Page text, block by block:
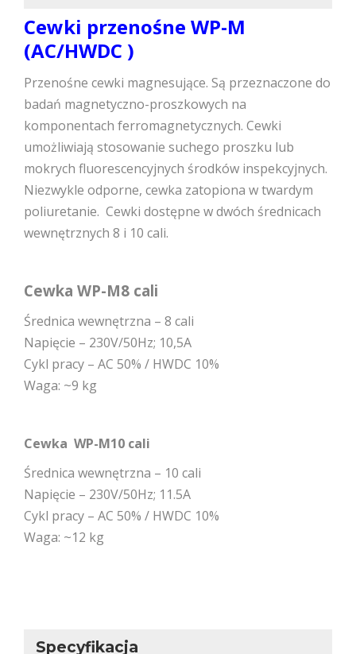
Cewki przenośne WP-M
(AC/HWDC )
Przenośne cewki magnesujące. Są przeznaczone do
badań magnetyczno-proszkowych na
komponentach ferromagnetycznych. Cewki
umożliwiają stosowanie suchego proszku lub
mokrych fluorescencyjnych środków inspekcyjnych.
Niezwykle odporne, cewka zatopiona w twardym
poliuretanie. Cewki dostępne w dwóch średnicach
wewnętrznych 8 i 10 cali.
Cewka WP-M8 cali
Średnica wewnętrzna – 8 cali
Napięcie – 230V/50Hz; 10,5A
Cykl pracy – AC 50% / HWDC 10%
Waga: ~9 kg
Cewka WP-M10 cali
Średnica wewnętrzna – 10 cali
Napięcie – 230V/50Hz; 11.5A
Cykl pracy – AC 50% / HWDC 10%
Waga: ~12 kg
Specyfikacja